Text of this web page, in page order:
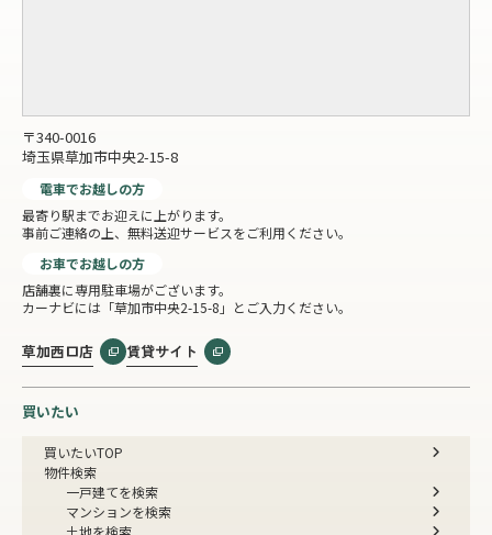
〒340-0016
埼玉県草加市中央2-15-8
電車でお越しの方
最寄り駅までお迎えに上がります。
事前ご連絡の上、無料送迎サービスをご利用ください。
お車でお越しの方
店舗裏に専用駐車場がございます。
カーナビには「草加市中央2-15-8」とご入力ください。
草加西口店 賃貸サイト
買いたい
買いたいTOP
物件検索
一戸建てを検索
マンションを検索
土地を検索